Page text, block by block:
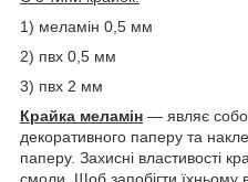
1) меламін 0,5 мм
2) пвх 0,5 мм
3) пвх 2 мм
Крайка меламін — являє
декоративного паперу та
паперу. Захисні властивості